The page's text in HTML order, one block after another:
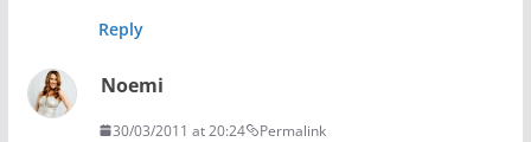
Reply
Noemi
30/03/2011 at 20:24 Permalink